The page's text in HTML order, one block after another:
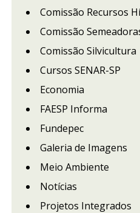
Comissão Recursos
Comissão
Comissão Silvicultura
Cursos SENAR-SP
Economia
FAESP Informa
Fundepec
Galeria de Imagens
Meio Ambiente
Notícias
Projetos Integrados